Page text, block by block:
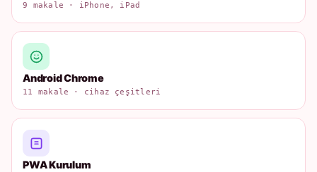
9 makale · iPhone, iPad
Android Chrome
11 makale · cihaz çeşitleri
PWA Kurulum